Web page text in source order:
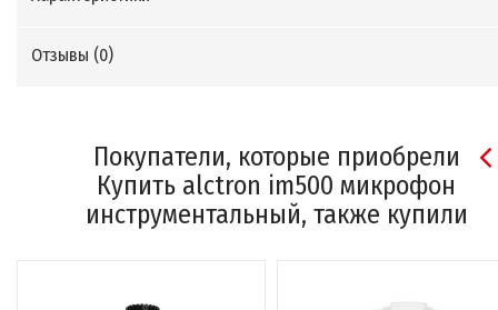
Отзывы (0)
Покупатели, которые приобрели
Купить alctron im500 микрофон
инструментальный, также купили